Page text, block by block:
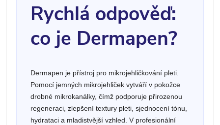
Rychlá odpověď:
co je Dermapen?
Dermapen je přístroj pro mikrojehličkování pleti.
Pomocí jemných mikrojehliček vytváří v pokožce
drobné mikrokanálky, čímž podporuje přirozenou
regeneraci, zlepšení textury pleti, sjednocení tónu,
hydrataci a mladistvější vzhled. V profesionální